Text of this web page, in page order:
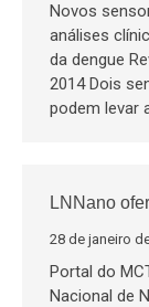
Novos
análises
da dengue
2014 Dois
podem levar
LNNano
28 de janeiro
Portal do
Nacional de